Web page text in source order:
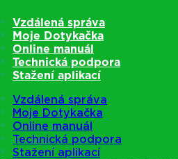
Vzdálená správa
Moje Dotykačka
Online manuál
Technická podpora
Stažení aplikací
Vzdálená správa
Moje Dotykačka
Online manuál
Technická podpora
Stažení aplikací